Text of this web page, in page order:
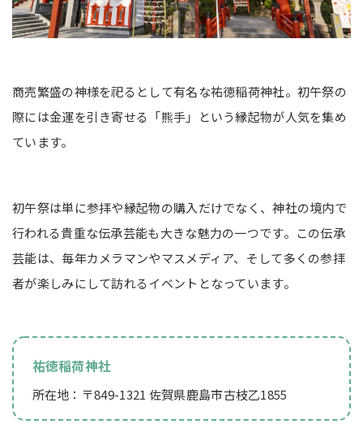
商売繁盛の神様を祀るとして有名な祐徳稲荷神社。初午祭の
際には金運を引き寄せる「熊手」という縁起物が人気を集め
ています。
初午祭は単に参拝や縁起物の購入だけでなく、神社の境内で
行われる貴重な伝承芸能も大きな魅力の一つです。この伝承
芸能は、毎年カメラマンやマスメディア、そして多くの参拝
者が楽しみにして訪れるイベントとなっています。
祐徳稲荷神社
所在地：〒849-1321 佐賀県鹿島市古枝乙1855